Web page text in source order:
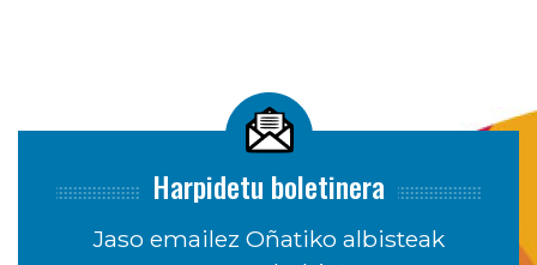
Harpidetu boletinera
Jaso emailez Oñatiko albisteak